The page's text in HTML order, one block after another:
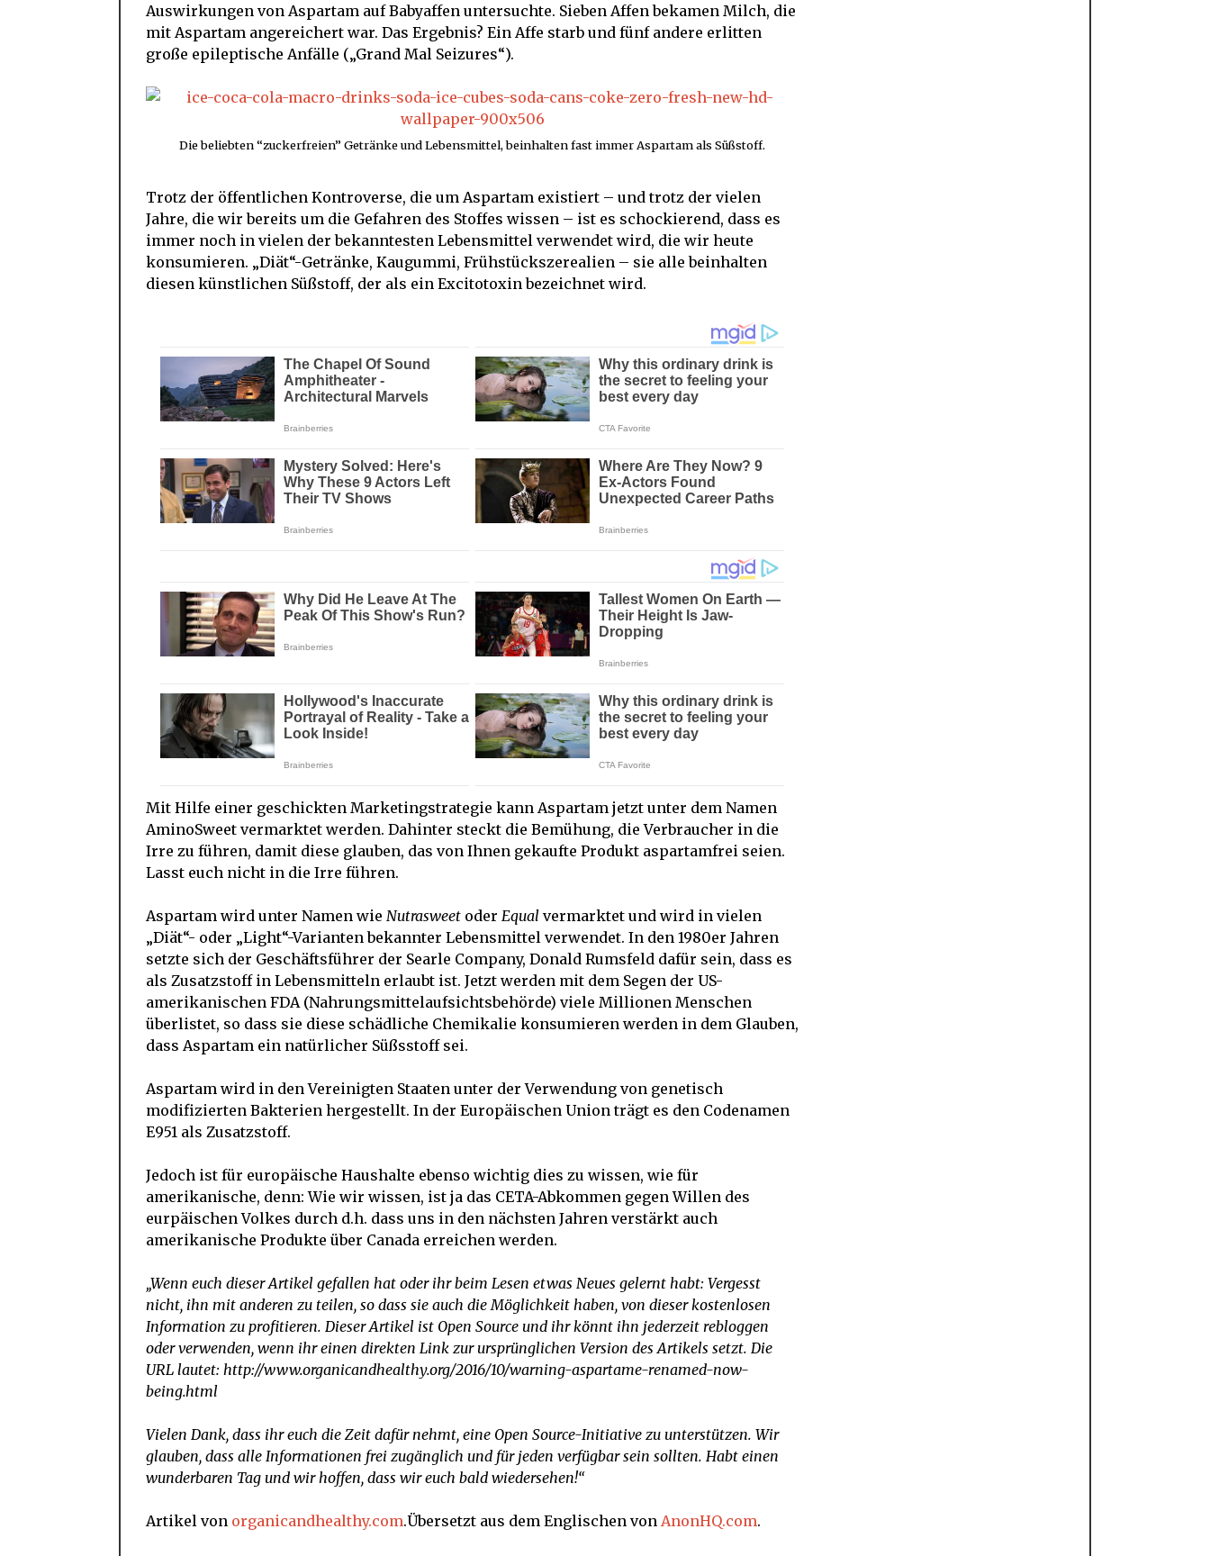
Auswirkungen von Aspartam auf Babyaffen untersuchte. Sieben Affen bekamen Milch, die
mit Aspartam angereichert war. Das Ergebnis? Ein Affe starb und fünf andere erlitten
große epileptische Anfälle („Grand Mal Seizures“).
Die beliebten “zuckerfreien” Getränke und Lebensmittel, beinhalten fast immer Aspartam als Süßstoff.
Trotz der öffentlichen Kontroverse, die um Aspartam existiert – und trotz der vielen
Jahre, die wir bereits um die Gefahren des Stoffes wissen – ist es schockierend, dass es
immer noch in vielen der bekanntesten Lebensmittel verwendet wird, die wir heute
konsumieren. „Diät“-Getränke, Kaugummi, Frühstückszerealien – sie alle beinhalten
diesen künstlichen Süßstoff, der als ein Excitotoxin bezeichnet wird.
Mit Hilfe einer geschickten Marketingstrategie kann Aspartam jetzt unter dem Namen
AminoSweet vermarktet werden. Dahinter steckt die Bemühung, die Verbraucher in die
Irre zu führen, damit diese glauben, das von Ihnen gekaufte Produkt aspartamfrei seien.
Lasst euch nicht in die Irre führen.
Aspartam wird unter Namen wie Nutrasweet oder Equal vermarktet und wird in vielen
„Diät“- oder „Light“-Varianten bekannter Lebensmittel verwendet. In den 1980er Jahren
setzte sich der Geschäftsführer der Searle Company, Donald Rumsfeld dafür sein, dass es
als Zusatzstoff in Lebensmitteln erlaubt ist. Jetzt werden mit dem Segen der US-
amerikanischen FDA (Nahrungsmittelaufsichtsbehörde) viele Millionen Menschen
überlistet, so dass sie diese schädliche Chemikalie konsumieren werden in dem Glauben,
dass Aspartam ein natürlicher Süßsstoff sei.
Aspartam wird in den Vereinigten Staaten unter der Verwendung von genetisch
modifizierten Bakterien hergestellt. In der Europäischen Union trägt es den Codenamen
E951 als Zusatzstoff.
Jedoch ist für europäische Haushalte ebenso wichtig dies zu wissen, wie für
amerikanische, denn: Wie wir wissen, ist ja das CETA-Abkommen gegen Willen des
eurpäischen Volkes durch d.h. dass uns in den nächsten Jahren verstärkt auch
amerikanische Produkte über Canada erreichen werden.
„Wenn euch dieser Artikel gefallen hat oder ihr beim Lesen etwas Neues gelernt habt: Vergesst
nicht, ihn mit anderen zu teilen, so dass sie auch die Möglichkeit haben, von dieser kostenlosen
Information zu profitieren. Dieser Artikel ist Open Source und ihr könnt ihn jederzeit rebloggen
oder verwenden, wenn ihr einen direkten Link zur ursprünglichen Version des Artikels setzt. Die
URL lautet: http://www.organicandhealthy.org/2016/10/warning-aspartame-renamed-now-
being.html
Vielen Dank, dass ihr euch die Zeit dafür nehmt, eine Open Source-Initiative zu unterstützen. Wir
glauben, dass alle Informationen frei zugänglich und für jeden verfügbar sein sollten. Habt einen
wunderbaren Tag und wir hoffen, dass wir euch bald wiedersehen!“
Artikel von organicandhealthy.com.Übersetzt aus dem Englischen von AnonHQ.com.